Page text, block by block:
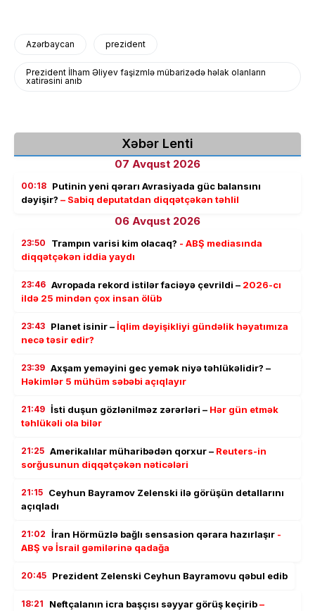
Azərbaycan prezident
Prezident İlham Əliyev faşizmlə mübarizədə həlak olanların
xatirəsini anıb
Xəbər Lenti
07 Avqust 2026
00:18 Putinin yeni qərarı Avrasiyada güc balansını
dəyişir? – Sabiq deputatdan diqqətçəkən təhlil
06 Avqust 2026
23:50 Trampın varisi kim olacaq? - ABŞ mediasında
diqqətçəkən iddia yaydı
23:46 Avropada rekord istilər faciəyə çevrildi – 2026-cı
ildə 25 mindən çox insan ölüb
23:43 Planet isinir –İqlim dəyişikliyi gündəlik həyatımıza
necə təsir edir?
23:39 Axşam yeməyini gec yemək niyə təhlükəlidir? –
Həkimlər 5 mühüm səbəbi açıqlayır
21:49 İsti duşun gözlənilməz zərərləri – Hər gün etmək
təhlükəli ola bilər
21:25 Amerikalılar müharibədən qorxur – Reuters-in
sorğusunun diqqətçəkən nəticələri
21:15 Ceyhun Bayramov Zelenski ilə görüşün detallarını
açıqladı
21:02 İran Hörmüzlə bağlı sensasion qərara hazırlaşır -
ABŞ və İsrail gəmilərinə qadağa
20:45 Prezident Zelenski Ceyhun Bayramovu qəbul edib
18:21 Neftçalanın icra başçısı səyyar görüş keçirib–